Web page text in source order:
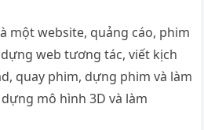
một website, quảng cáo, phim
web tương tác, viết kịch
quay phim, dựng phim và làm
mô hình 3D và làm